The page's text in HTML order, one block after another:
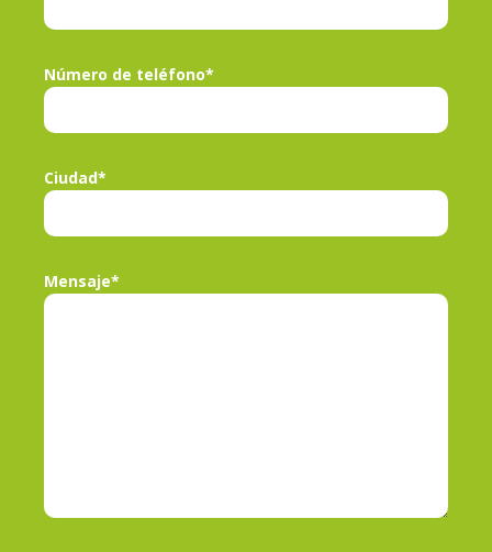
Número de teléfono*
Ciudad*
Mensaje*